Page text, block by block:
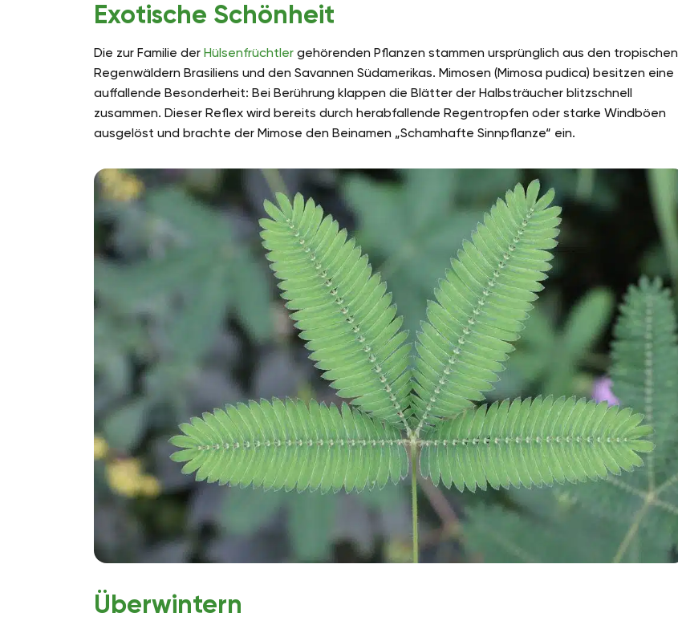
Exotische Schönheit
Die zur Familie der Hülsenfrüchtler gehörenden Pflanzen stammen ursprünglich aus den tropischen
Regenwäldern Brasiliens und den Savannen Südamerikas. Mimosen (Mimosa pudica) besitzen eine
auffallende Besonderheit: Bei Berührung klappen die Blätter der Halbsträucher blitzschnell
zusammen. Dieser Reflex wird bereits durch herabfallende Regentropfen oder starke Windböen
ausgelöst und brachte der Mimose den Beinamen „Schamhafte Sinnpflanze“ ein.
Überwintern